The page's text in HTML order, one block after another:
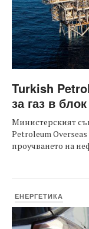
Turkish
за газ в
Министерският
Petroleum
проучването на
ЕНЕРГЕТИКА